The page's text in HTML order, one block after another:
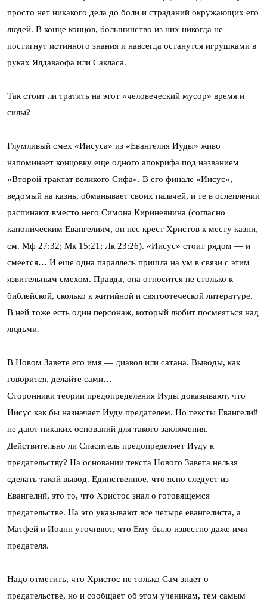
просто нет никакого дела до боли и страданий окружающих его
людей. В конце концов, большинство из них никогда не
постигнут истинного знания и навсегда останутся игрушками в
руках Ялдаваофа или Сакласа.
Так стоит ли тратить на этот «человеческий мусор» время и
силы?
Глумливый смех «Иисуса» из «Евангелия Иуды» живо
напоминает концовку еще одного апокрифа под названием
«Второй трактат великого Сифа». В его финале «Иисус»,
ведомый на казнь, обманывает своих палачей, и те в ослеплении
распинают вместо него Симона Киринеянина (согласно
каноническим Евангелиям, он нес крест Христов к месту казни,
см. Мф 27:32; Мк 15:21; Лк 23:26). «Иисус» стоит рядом — и
смеется… И еще одна параллель пришла на ум в связи с этим
язвительным смехом. Правда, она относится не столько к
библейской, сколько к житийной и святоотеческой литературе.
В ней тоже есть один персонаж, который любит посмеяться над
людьми.
В Новом Завете его имя — диавол или сатана. Выводы, как
говорится, делайте сами…
Сторонники теории предопределения Иуды доказывают, что
Иисус как бы назначает Иуду предателем. Но тексты Евангелий
не дают никаких оснований для такого заключения.
Действительно ли Спаситель предопределяет Иуду к
предательству? На основании текста Нового Завета нельзя
сделать такой вывод. Единственное, что ясно следует из
Евангелий, это то, что Христос знал о готовящемся
предательстве. На это указывают все четыре евангелиста, а
Матфей и Иоанн уточняют, что Ему было известно даже имя
предателя.
Надо отметить, что Христос не только Сам знает о
предательстве, но и сообщает об этом ученикам, тем самым